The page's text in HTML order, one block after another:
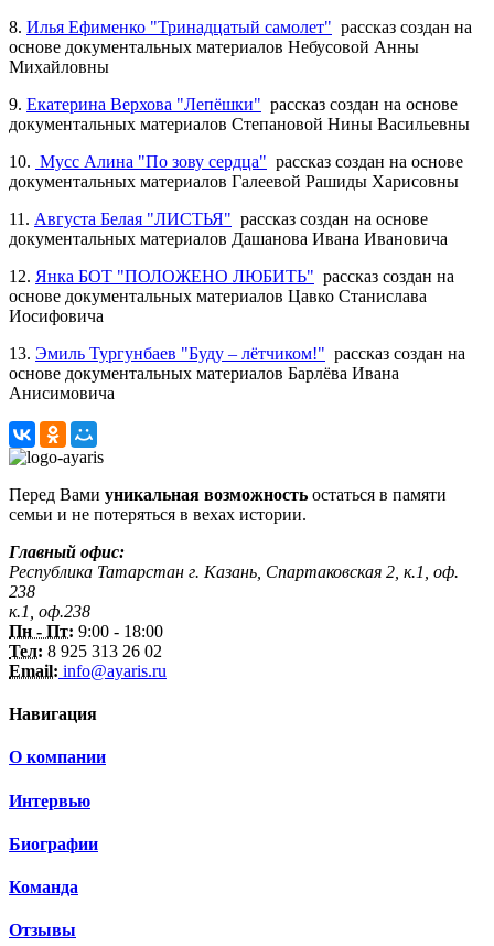
8. Илья Ефименко "Тринадцатый самолет" рассказ создан на
основе документальных материалов Небусовой Анны
Михайловны
9. Екатерина Верхова "Лепёшки" рассказ создан на основе
документальных материалов Степановой Нины Васильевны
10. Мусс Алина "По зову сердца" рассказ создан на основе
документальных материалов Галеевой Рашиды Харисовны
11. Августа Белая "ЛИСТЬЯ" рассказ создан на основе
документальных материалов Дашанова Ивана Ивановича
12. Янка БОТ "ПОЛОЖЕНО ЛЮБИТЬ" рассказ создан на
основе документальных материалов Цавко Станислава
Иосифовича
13. Эмиль Тургунбаев "Буду – лётчиком!" рассказ создан на
основе документальных материалов Барлёва Ивана
Анисимовича
Перед Вами уникальная возможность остаться в памяти
семьи и не потеряться в вехах истории.
Главный офис:
Республика Татарстан г. Казань, Спартаковская 2, к.1, оф.
238
к.1, оф.238
Пн - Пт: 9:00 - 18:00
Тел: 8 925 313 26 02
Email: info@ayaris.ru
Навигация
О компании
Интервью
Биографии
Команда
Отзывы